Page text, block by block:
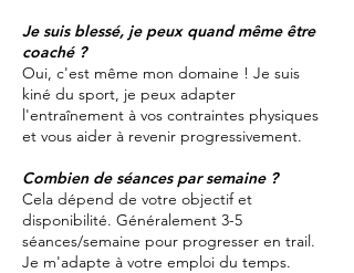
Je suis blessé, je peux quand même être
coaché ?
Oui, c'est même mon domaine ! Je suis
kiné du sport, je peux adapter
l'entraînement à vos contraintes physiques
et vous aider à revenir progressivement.
Combien de séances par semaine ?
Cela dépend de votre objectif et
disponibilité. Généralement 3-5
séances/semaine pour progresser en trail.
Je m'adapte à votre emploi du temps.